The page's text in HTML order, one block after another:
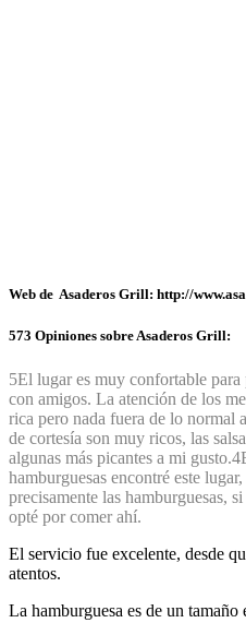
Web de Asaderos Grill: http://
573 Opiniones sobre Asaderos Grill:
5El lugar es muy confortable
con amigos. La atención de los
rica pero nada fuera de lo normal
de cortesía son muy ricos, las
algunas más picantes a mi gusto.4
hamburguesas encontré este
precisamente las hamburguesas,
opté por comer ahí.
El servicio fue excelente, desde
atentos.
La hamburguesa es de un